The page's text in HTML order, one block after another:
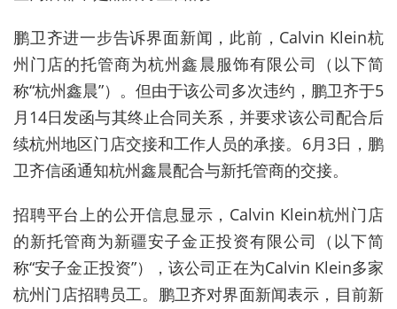
鹏卫齐进一步告诉界面新闻，此前，Calvin Klein杭
州门店的托管商为杭州鑫晨服饰有限公司（以下简
称“杭州鑫晨”）。但由于该公司多次违约，鹏卫齐于5
月14日发函与其终止合同关系，并要求该公司配合后
续杭州地区门店交接和工作人员的承接。6月3日，鹏
卫齐信函通知杭州鑫晨配合与新托管商的交接。
招聘平台上的公开信息显示，Calvin Klein杭州门店
的新托管商为新疆安子金正投资有限公司（以下简
称“安子金正投资”），该公司正在为Calvin Klein多家
杭州门店招聘员工。鹏卫齐对界面新闻表示，目前新